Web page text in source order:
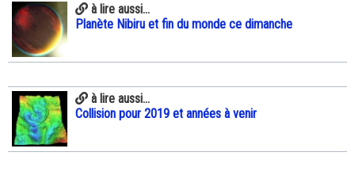
à lire aussi...
Planète Nibiru et fin du monde ce dimanche
à lire aussi...
Collision pour 2019 et années à venir